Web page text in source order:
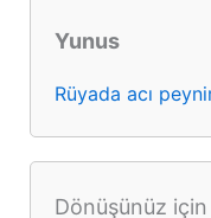
Yunus
Rüyada acı
Dönüşünüz